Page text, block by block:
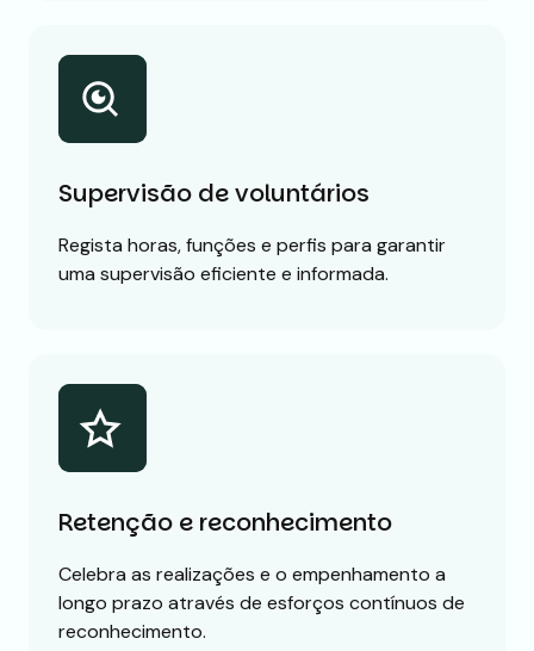
Supervisão de voluntários
Regista horas, funções e perfis para garantir
uma supervisão eficiente e informada.
Retenção e reconhecimento
Celebra as realizações e o empenhamento a
longo prazo através de esforços contínuos de
reconhecimento.